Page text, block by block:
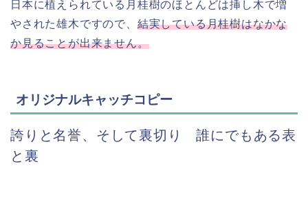
日本に植えられている月桂樹のほとんどは挿し木で増
やされた雄木ですので、 結実している月桂樹はなかな
か見ることが出来ません。
オリジナルキャッチコピー
誇りと名誉、そして裏切り 誰にでもある表
と裏